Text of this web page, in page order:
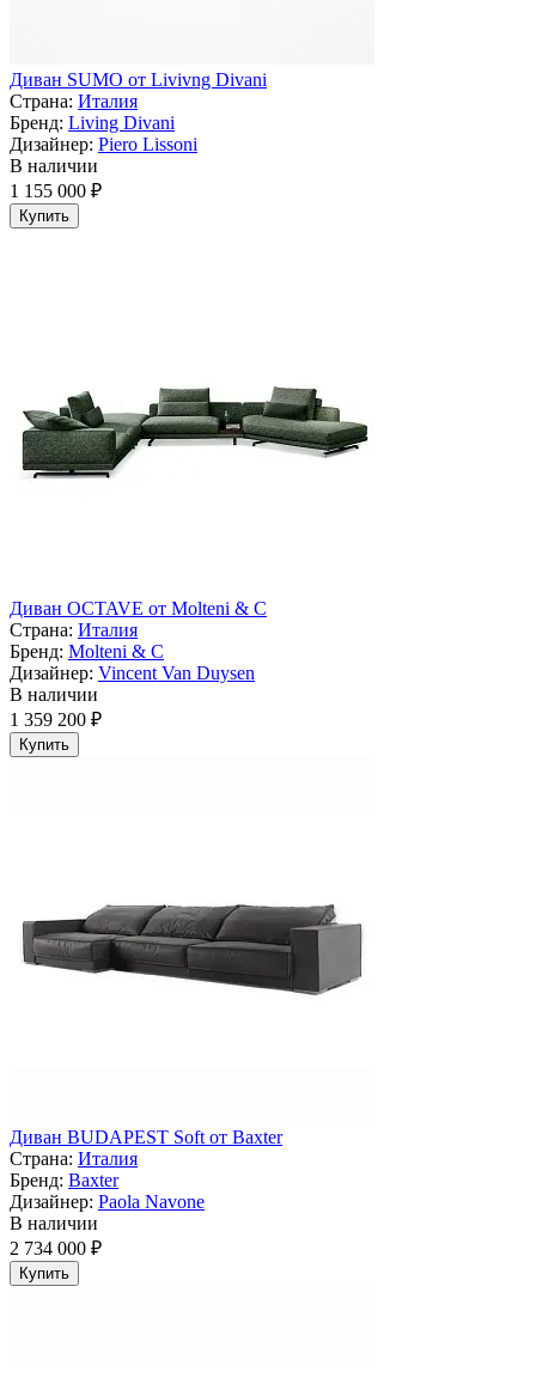
Диван SUMO от Livivng Divani
Страна: Италия
Бренд: Living Divani
Дизайнер: Piero Lissoni
В наличии
1 155 000 ₽
Купить
Диван OCTAVE от Molteni & C
Страна: Италия
Бренд: Molteni & C
Дизайнер: Vincent Van Duysen
В наличии
1 359 200 ₽
Купить
Диван BUDAPEST Soft от Baxter
Страна: Италия
Бренд: Baxter
Дизайнер: Paola Navone
В наличии
2 734 000 ₽
Купить